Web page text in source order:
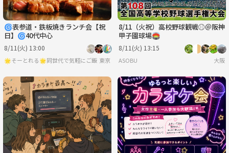
🌀表参道・鉄板焼きランチ会【祝
日】🌀40代中心
8/11(火) 13:00
🌟そーとれる🌟同世代で気軽にご飯会東京
8/11（火祝）高校野球観戦⚾️＠阪神
甲子園球場🏟️
8/11(火) 13:15
ASOBU 大阪